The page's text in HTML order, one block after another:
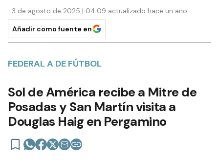
3 de agosto de 2025 | 04:09 actualizado hace un año
Añadir como fuente en
FEDERAL A DE FÚTBOL
Sol de América recibe a Mitre de
Posadas y San Martín visita a
Douglas Haig en Pergamino